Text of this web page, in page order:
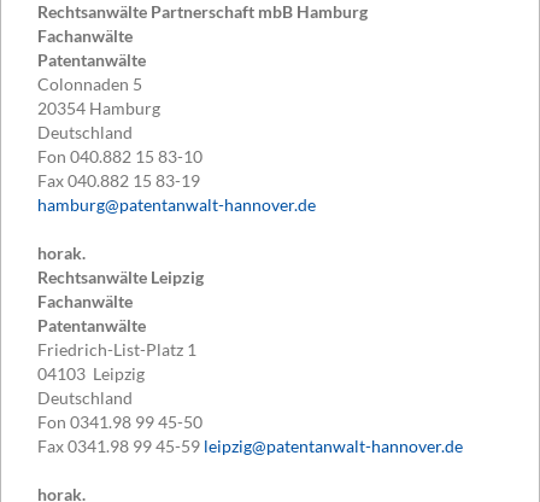
Rechtsanwälte Partnerschaft mbB Hamburg
Fachanwälte
Patentanwälte
Colonnaden 5
20354 Hamburg
Deutschland
Fon 040.882 15 83-10
Fax040.882 15 83-19
hamburg@patentanwalt-hannover.de
horak.
Rechtsanwälte Leipzig
Fachanwälte
Patentanwälte
Friedrich-List-Platz 1
04103 Leipzig
Deutschland
Fon 0341.98 99 45-50
Fax0341.98 99 45-59 leipzig@patentanwalt-hannover.de
horak.